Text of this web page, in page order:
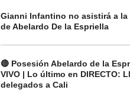
Gianni Infantino no asistirá a la
de Abelardo De la Espriella
🔴 Posesión Abelardo de la
VIVO | Lo último en DIRECTO:
delegados a Cali